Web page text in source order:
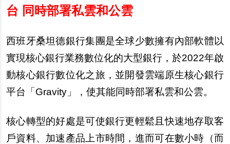
台 同時部署私雲和公雲
西班牙桑坦德銀行集團是全球少數擁有內部軟體以
實現核心銀行業務數位化的大型銀行，於2022年啟
動核心銀行數位化之旅，並開發雲端原生核心銀行
平台「Gravity」，使其能同時部署私雲和公雲。
核心轉型的好處是可使銀行更輕鬆且快速地存取客
戶資料、加速產品上市時間，進而可在數小時（而